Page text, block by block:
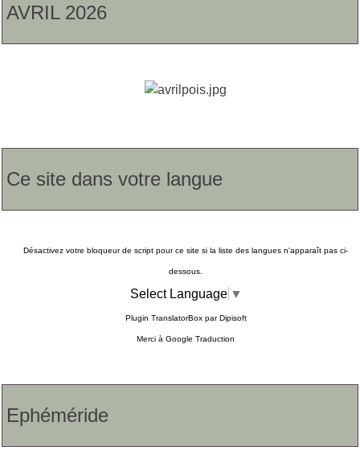
AVRIL 2026
Ce site dans votre langue
Désactivez votre bloqueur de script pour ce site si la liste des langues n'apparaît pas ci-
dessous.
Select Language ▼
Plugin TranslatorBox par Dipisoft
Merci à Google Traduction
Ephéméride